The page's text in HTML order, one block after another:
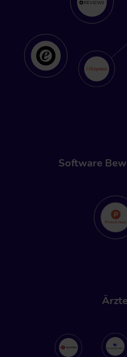
Software
Ärzte